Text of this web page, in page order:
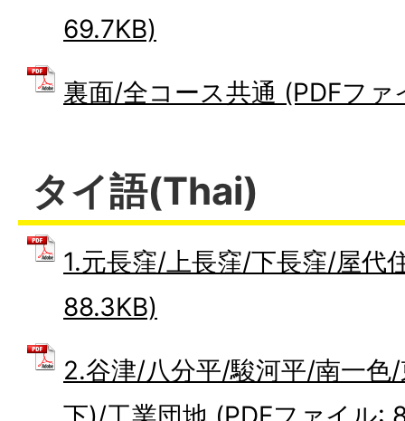
69.7KB)
裏面/全コース共通 (PDFファ
タイ語(Thai)
1.元長窪/上長窪/下長窪/屋代
88.3KB)
2.谷津/八分平/駿河平/南一色